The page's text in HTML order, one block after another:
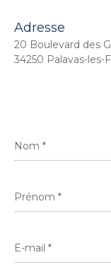
Adresse
20 Boulevard des
34250 Palavas-les-
*
*
mail
*